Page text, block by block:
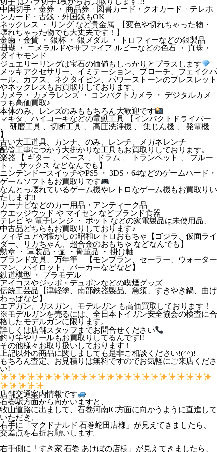
中国切手・金券 ・ 商品券・図書カード・クオカード・テレホ
ンカード・古銭・外国銭もOK
ネックレス ・ リング など貴金属 【変色や切れちゃった物・
壊れちゃった物でも大丈夫です！】
金歯・金貨 ・ 銀杯 ・ 銀メダル ・ トロフィーなどの銀製品
珊瑚 ・ エメラルドやサファイア ルビーなどの色石 ・ 真珠・
ダイヤモンド
ジュエリーリングは宝石の価値もしっかりとプラスします
メッキアクセサリー、イミテーション、ブローチ、フェイクパ
ール、カフス、ネクタイピン、パワーストーンのブレスレット
やネックレスもお買取りしております。
カメラ・ カメラレンズ ・ コンパクトカメラ ・ デジタルカメ
ラも高価買取♪
本体のみ、レンズのみももちろん大歓迎です
マキタ、ハイコーキなどの電動工具 【インパクトドライバー
、 研磨工具 、切断工具 、 高圧洗浄機 、 集じん機 、 発電機
】
古い大工道具、カンナ、のみ、レンチ、メガネレンチ
配管工事につかう大掛かりな工具もお買取りしております。
楽器 【 ギター 、 ベース 、 ドラム 、 トランペット 、 フルー
ト 、 サックス などなんでも】
ニンテンドースイッチやPS5 ・ 3DS・64などのゲームハード・
ゲームソフトもお買取りです
なんとっ壊れているゲーム機やレトロなゲーム機もお買取りい
たします!!
カーナビなどのカー用品・アンティーク品
ウエッジウッド や マイセン などブランド食器
テレビ や 電子レンジ ・ ポット などの家電製品は未使用品、
中古品どちらもお買取りしております♪
フィギュアや懐かしの昭和レトロおもちゃ【ゴジラ、仮面ライ
ダー、リカちゃん、超合金のおもちゃ などなんでも】
勲章 ・ 軍装品・壷 ・骨董品 ・ 掛け軸
ブランド文具、万年筆 【モンブラン、セーラー、ウォーター
マン、パイロット、パーカーなどなど】
鉄道模型 ・ プラモデル
アイコスやジッポ・デュポンなどの喫煙グッズ
伝統工芸品【津軽塗、南部鉄器製品、急須、すきやき鍋、曲げ
わっぱなど】
エアガン、ガスガン、モデルガン も高価買取しております！
※モデルガンを売るには、全日本トイガン安全協会の検査に合
格したモデルガンに限ります。
詳しくは店舗スタッフまでお問合せください
釣り竿やリールもお買取りしてるんです!!
その他様々お取り扱いしております！
上記以外の商品に関しましても是非ご相談ください!(^^)!
もちろん査定、お見積りは無料ですのでお気軽にご来店くださ
い!
店舗交通案内情報です
石巻駅方面から向かいますと、
牧山道路に出まして、石巻河南IC方面に向かうように直進して
いただき、
右手に「マクドナルド 石巻蛇田店様」が見えてきましたら、
交差点を右折お願いします。
右手側に「すき家 石巻 あけぼの店様」が見えてきましたら、